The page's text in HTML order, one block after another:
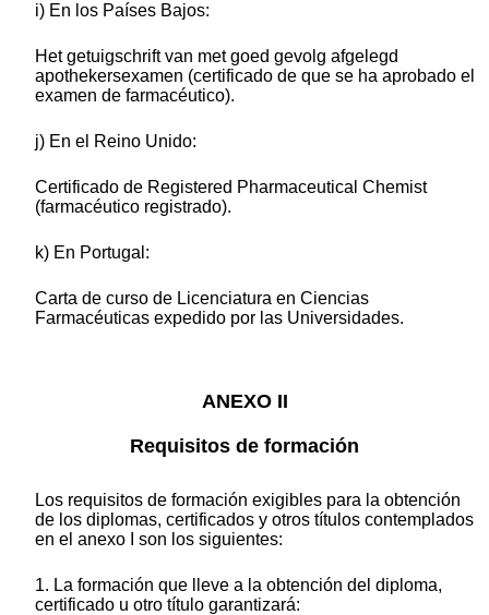
i) En los Países Bajos:
Het getuigschrift van met goed gevolg afgelegd
apothekersexamen (certificado de que se ha aprobado el
examen de farmacéutico).
j) En el Reino Unido:
Certificado de Registered Pharmaceutical Chemist
(farmacéutico registrado).
k) En Portugal:
Carta de curso de Licenciatura en Ciencias
Farmacéuticas expedido por las Universidades.
ANEXO II
Requisitos de formación
Los requisitos de formación exigibles para la obtención
de los diplomas, certificados y otros títulos contemplados
en el anexo I son los siguientes:
1. La formación que lleve a la obtención del diploma,
certificado u otro título garantizará: